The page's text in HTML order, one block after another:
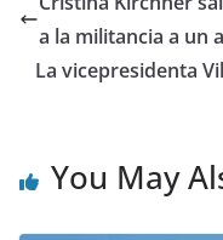
a la militancia a un
La vicepresidenta
You May